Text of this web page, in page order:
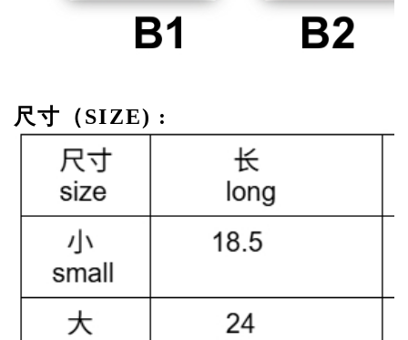
尺寸（SIZE) :